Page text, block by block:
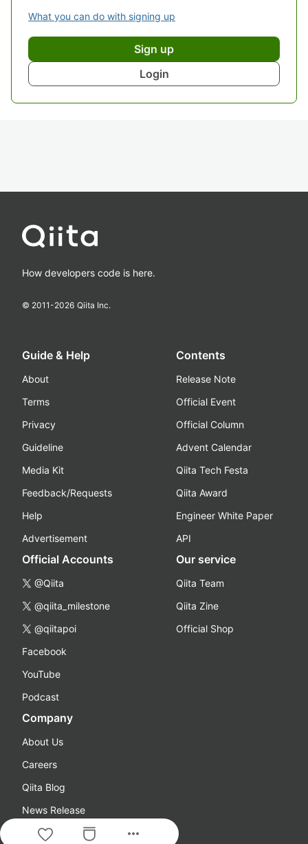
What you can do with signing up
Sign up
Login
more_horiz
How developers code is here.
© 2011-2026 Qiita Inc.
Guide & Help
About
Terms
Privacy
Guideline
Media Kit
Feedback/Requests
Help
Advertisement
Contents
Release Note
Official Event
Official Column
Advent Calendar
Qiita Tech Festa
Qiita Award
Engineer White Paper
API
Official Accounts
@Qiita
@qiita_milestone
@qiitapoi
Facebook
YouTube
Podcast
Our service
Qiita Team
Qiita Zine
Official Shop
Company
About Us
Careers
Qiita Blog
News Release